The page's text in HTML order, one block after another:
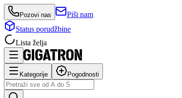
Pozovi nas
Piši nam
Status porudžbine
Lista želja
Kategorije Pogodnosti